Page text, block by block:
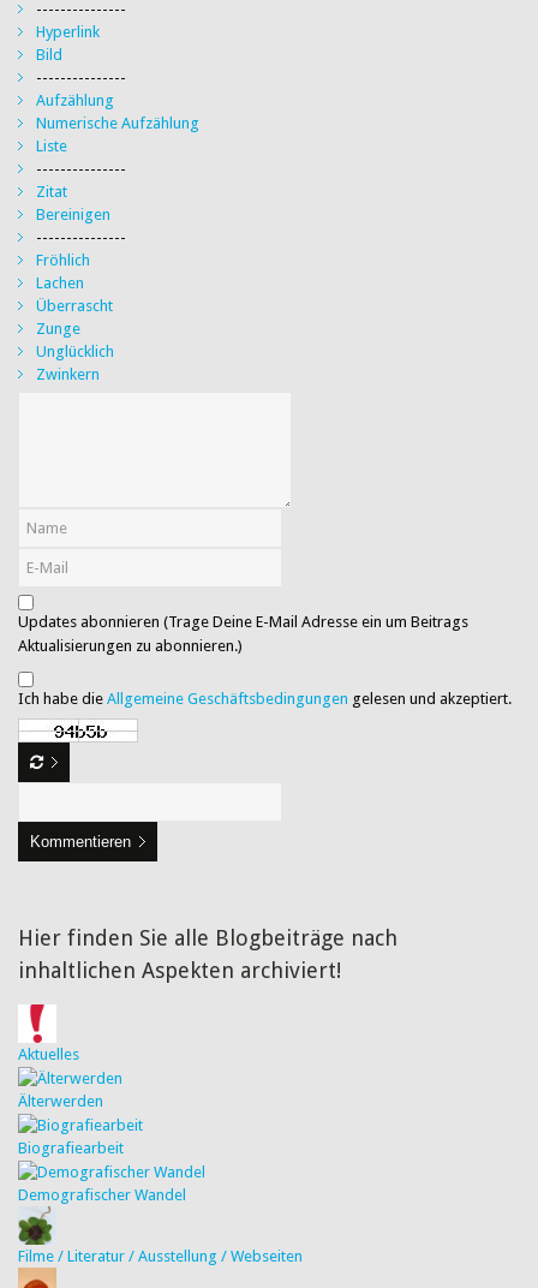
---------------
Hyperlink
Bild
---------------
Aufzählung
Numerische Aufzählung
Liste
---------------
Zitat
Bereinigen
---------------
Fröhlich
Lachen
Überrascht
Zunge
Unglücklich
Zwinkern
Updates abonnieren (Trage Deine E-Mail Adresse ein um Beitrags
Aktualisierungen zu abonnieren.)
Ich habe die Allgemeine Geschäftsbedingungen gelesen und akzeptiert.
Kommentieren
Hier finden Sie alle Blogbeiträge nach
inhaltlichen Aspekten archiviert!
Aktuelles
Älterwerden
Biografiearbeit
Demografischer Wandel
Filme / Literatur / Ausstellung / Webseiten